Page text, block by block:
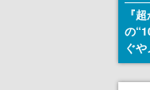
『
の
ぐ
定。
ーベ